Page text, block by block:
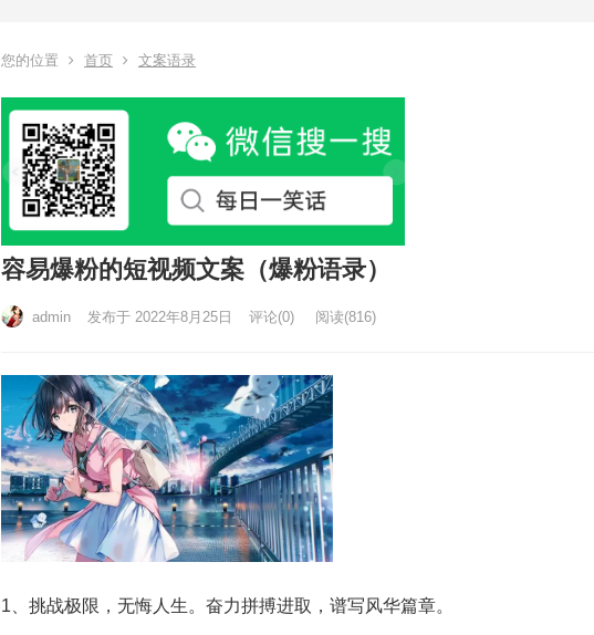
您的位置 首页 文案语录
容易爆粉的短视频文案（爆粉语录）
admin 发布于 2022年8月25日 评论(0) 阅读(816)
1、挑战极限，无悔人生。奋力拼搏进取，谱写风华篇章。